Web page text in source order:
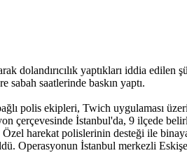
dolandırıcılık yaptıkları iddia
saatlerinde baskın yaptı.
polis ekipleri, Twich uygulaması
çerçevesinde İstanbul'da, 9 ilçede
harekat polislerinin desteği ile
Operasyonun İstanbul merkezli